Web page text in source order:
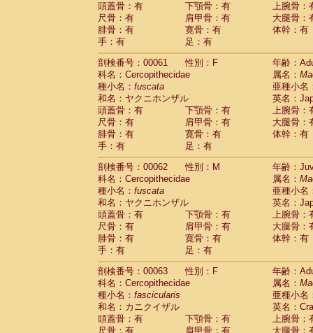
頭蓋骨：有
下顎骨：有
上腕骨：
尺骨：有
肩甲骨：有
大腿骨：
腓骨：有
寛骨：有
体幹：有
手：有
足：有
剖検番号：00061
性別：F
年齢：
科名：Cercopithecidae
属名：
種小名： fuscata
亜種小名
和名：ヤクニホンザル
英名：
頭蓋骨：有
下顎骨：有
上腕骨：
尺骨：有
肩甲骨：有
大腿骨：
腓骨：有
寛骨：有
体幹：有
手：有
足：有
剖検番号：00062
性別：M
年齢：
科名：Cercopithecidae
属名：
種小名： fuscata
亜種小名
和名：ヤクニホンザル
英名：
頭蓋骨：有
下顎骨：有
上腕骨：
尺骨：有
肩甲骨：有
大腿骨：
腓骨：有
寛骨：有
体幹：有
手：有
足：有
剖検番号：00063
性別：F
年齢：
科名：Cercopithecidae
属名：
種小名： fascicularis
亜種小名
和名：カニクイザル
英名：
頭蓋骨：有
下顎骨：有
上腕骨：
尺骨：有
肩甲骨：有
大腿骨：